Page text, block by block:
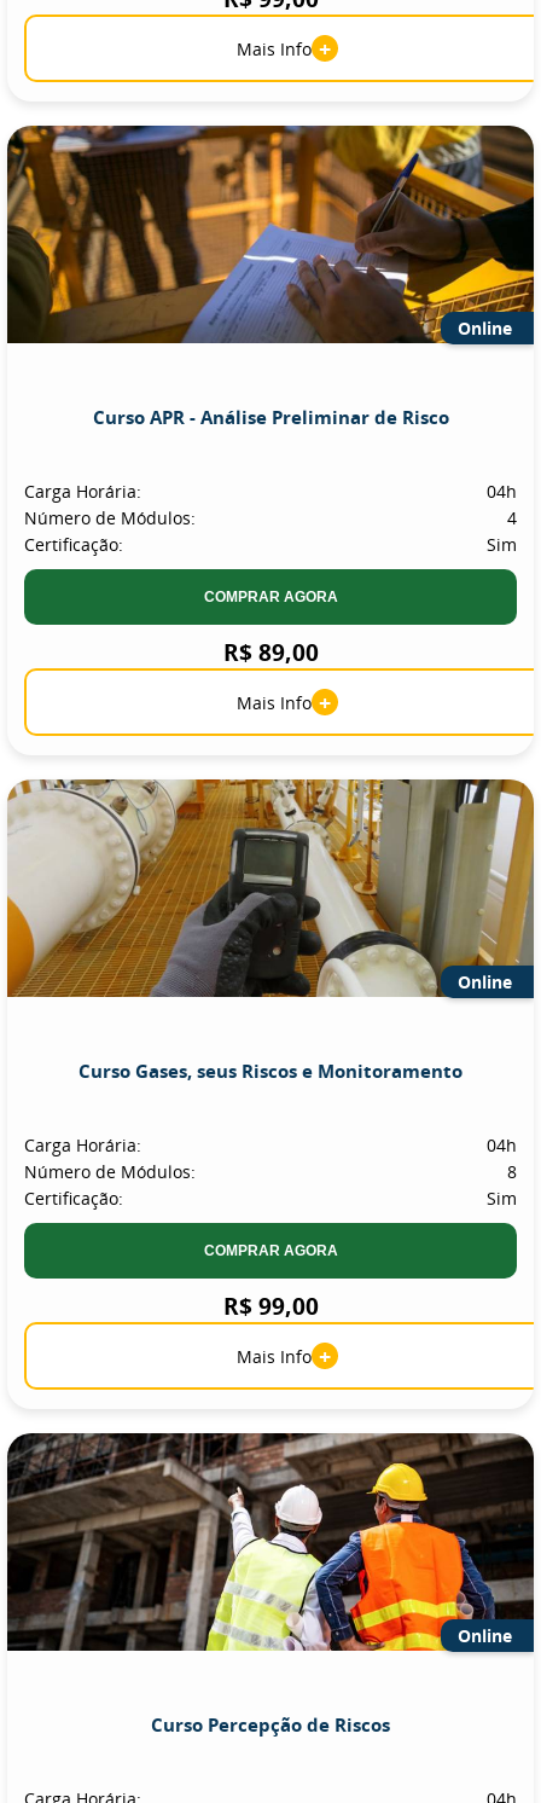
Mais Info +
Online
Curso APR - Análise Preliminar de Risco
Carga Horária:
04h
Número de Módulos:
4
Certificação:
Sim
COMPRAR AGORA
R$ 89,00
Mais Info +
Online
Curso Gases, seus Riscos e Monitoramento
Carga Horária:
04h
Número de Módulos:
8
Certificação:
Sim
COMPRAR AGORA
R$ 99,00
Mais Info +
Online
Curso Percepção de Riscos